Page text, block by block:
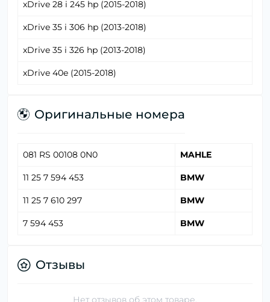
xDrive 28 i 245 hp (2015-2018)
xDrive 35 i 306 hp (2013-2018)
xDrive 35 i 326 hp (2013-2018)
xDrive 40e (2015-2018)
Оригинальные номера
081 RS 00108 0N0 MAHLE
11 25 7 594 453 BMW
11 25 7 610 297 BMW
7 594 453 BMW
Отзывы
Нет отзывов об этом товаре.